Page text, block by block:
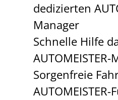
dedizierten
Manager
Schnelle Hilfe
Sorgenfreie